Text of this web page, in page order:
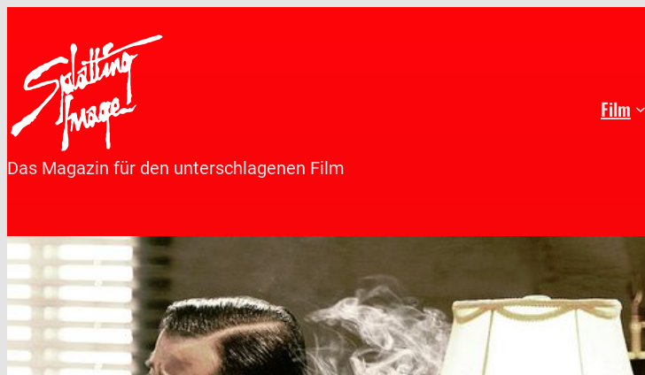
springen
Das Magazin für den unterschlagenen Film
Film